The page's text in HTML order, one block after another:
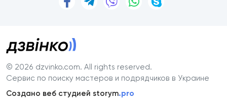
© 2026 dzvinko.com. All rights reserved.
Сервис по поиску мастеров и подрядчиков в Украине
Создано веб студией storym.pro